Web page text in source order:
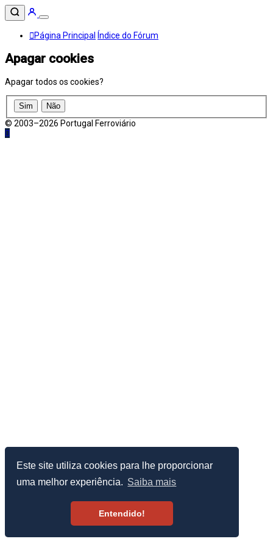
Este site utiliza cookies para lhe proporcionar
uma melhor experiência. Saiba mais
Entendido!
Página Principal Índice do Fórum
Apagar cookies
Apagar todos os cookies?
© 2003–2026 Portugal Ferroviário